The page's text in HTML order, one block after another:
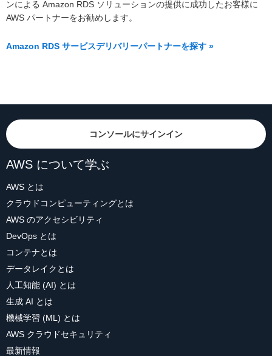
ンによる Amazon RDS ソリューションの提供に成功したお客様に
AWS パートナーをお勧めします。
Amazon RDS サービスデリバリーパートナーを探す »
コンソールにサインイン
AWS について学ぶ
AWS とは
クラウドコンピューティングとは
AWS のアクセシビリティ
DevOps とは
コンテナとは
データレイクとは
人工知能 (AI) とは
生成 AI とは
機械学習 (ML) とは
AWS クラウドセキュリティ
最新情報